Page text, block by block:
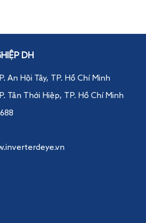
DH
An Hội Tây, TP. Hồ Chí Minh
Tân Thới Hiệp, TP. Hồ Chí Minh